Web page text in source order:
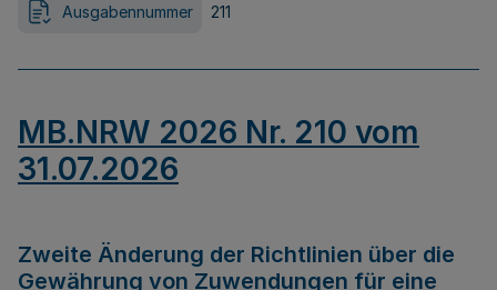
Ausgabennummer 211
MB.NRW 2026 Nr. 210 vom
31.07.2026
Zweite Änderung der Richtlinien über die
Gewährung von Zuwendungen für eine